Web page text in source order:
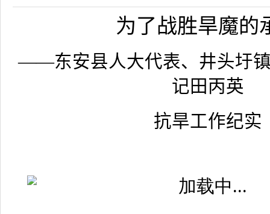
为了战胜旱魔的
——东安县人大代表、井头圩
记田丙英
抗旱工作纪实